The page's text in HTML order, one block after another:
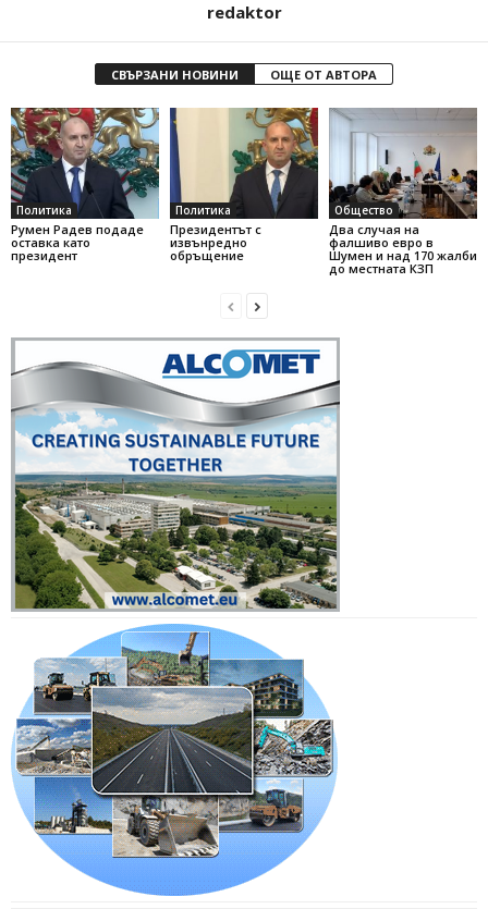
redaktor
СВЪРЗАНИ НОВИНИ ОЩЕ ОТ АВТОРА
Политика
Румен Радев подаде
оставка като
президент
Политика
Президентът с
извънредно
обръщение
Общество
Два случая на
фалшиво евро в
Шумен и над 170 жалби
до местната КЗП